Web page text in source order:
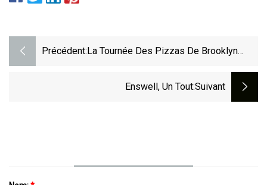
Précédent: La Tournée Des Pizzas De Brooklyn
Enswell, Un Tout:suivant